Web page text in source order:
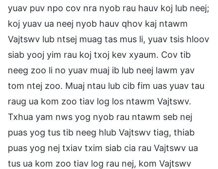
yuav puv npo cov nra nyob rau hauv koj lub neej;
koj yuav ua neej nyob hauv qhov kaj ntawm
Vajtswv lub ntsej muag tas mus li, yuav tsis hloov
siab yooj yim rau koj txoj kev xyaum. Cov tib
neeg zoo li no yuav muaj ib lub neej lawm yav
tom ntej zoo. Muaj ntau lub cib fim uas yuav tau
raug ua kom zoo tiav log los ntawm Vajtswv.
Txhua yam nws yog nyob rau ntawm seb nej
puas yog tus tib neeg hlub Vajtswv tiag, thiab
puas yog nej txiav txim siab cia rau Vajtswv ua
tus ua kom zoo tiav log rau nej, kom Vajtswv